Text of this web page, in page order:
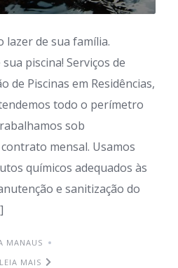
lazer de sua família.
piscina! Serviços de
de Piscinas em Residências,
todo o perímetro
sob
mensal. Usamos
químicos adequados às
e sanitização do
MANAUS
LEIA MAIS